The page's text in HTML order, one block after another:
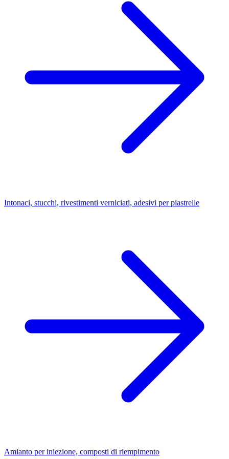
Intonaci, stucchi, rivestimenti verniciati, adesivi per piastrelle
Amianto per iniezione, composti di riempimento